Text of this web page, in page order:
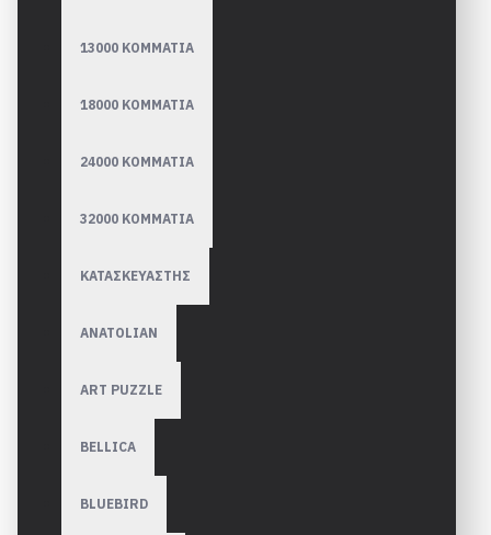
13000 ΚΟΜΜΑΤΙΑ
18000 ΚΟΜΜΑΤΙΑ
24000 ΚΟΜΜΑΤΙΑ
32000 ΚΟΜΜΑΤΙΑ
ΚΑΤΑΣΚΕΥΑΣΤΗΣ
ANATOLIAN
ART PUZZLE
BELLICA
BLUEBIRD